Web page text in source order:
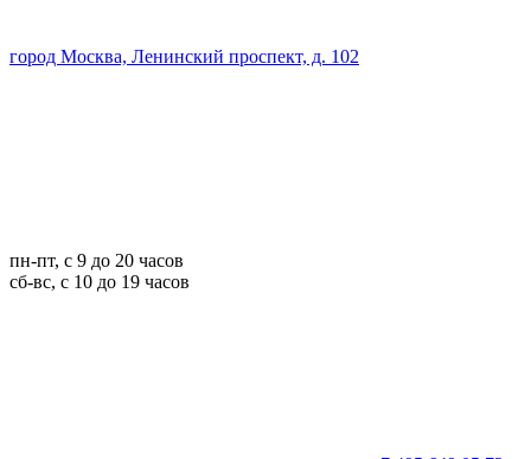
город Москва, Ленинский проспект, д. 102
пн-пт, с 9 до 20 часов
сб-вс, с 10 до 19 часов